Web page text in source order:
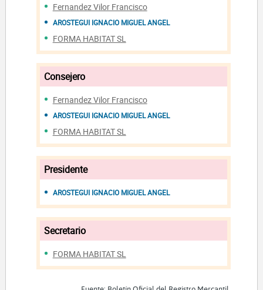
Fernandez Vilor Francisco
AROSTEGUI IGNACIO MIGUEL ANGEL
FORMA HABITAT SL
Consejero
Fernandez Vilor Francisco
AROSTEGUI IGNACIO MIGUEL ANGEL
FORMA HABITAT SL
Presidente
AROSTEGUI IGNACIO MIGUEL ANGEL
Secretario
FORMA HABITAT SL